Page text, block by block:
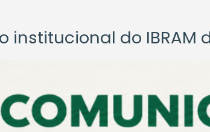
institucional do IBRAM